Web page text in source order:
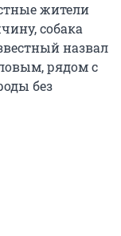
жители
собака
назвал
рядом с
без